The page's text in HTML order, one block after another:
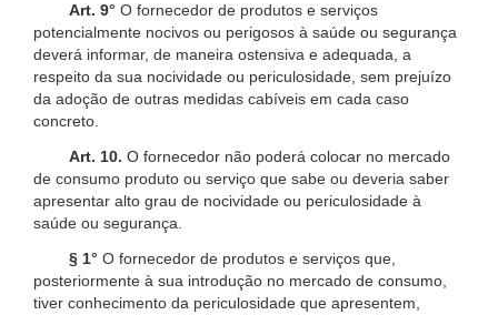
Art. 9° O fornecedor de produtos e serviços
potencialmente nocivos ou perigosos à saúde ou segurança
deverá informar, de maneira ostensiva e adequada, a
respeito da sua nocividade ou periculosidade, sem prejuízo
da adoção de outras medidas cabíveis em cada caso
concreto.
Art. 10. O fornecedor não poderá colocar no mercado
de consumo produto ou serviço que sabe ou deveria saber
apresentar alto grau de nocividade ou periculosidade à
saúde ou segurança.
§ 1° O fornecedor de produtos e serviços que,
posteriormente à sua introdução no mercado de consumo,
tiver conhecimento da periculosidade que apresentem,